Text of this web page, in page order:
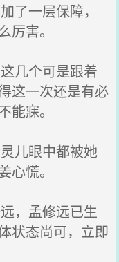
了一层保障，
厉害。
几个可是跟着
这一次还是有必
能寐。
儿眼中都被她
心慌。
，孟修远已生
状态尚可，立即